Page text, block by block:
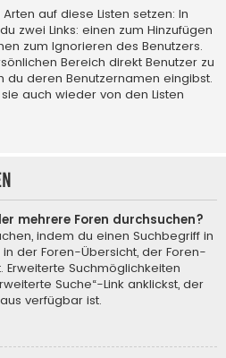
auf diese Listen setzen: In
zwei Links: einen zum Hinzufügen
zum Ignorieren des Benutzers.
Bereich direkt Benutzer zu
du deren Benutzernamen eingibst.
auch wieder von den Listen
mehrere Foren durchsuchen?
indem du einen Suchbegriff in
der Foren-Übersicht, der Foren-
Suchmöglichkeiten
Suche“-Link anklickst, der
verfügbar ist.